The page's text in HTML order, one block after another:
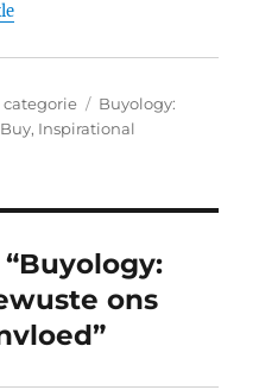
categorie Tags
Buyology:
, Inspirational
ons